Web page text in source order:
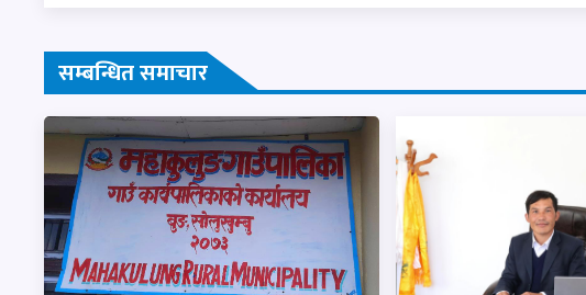
सम्बन्धित समाचार